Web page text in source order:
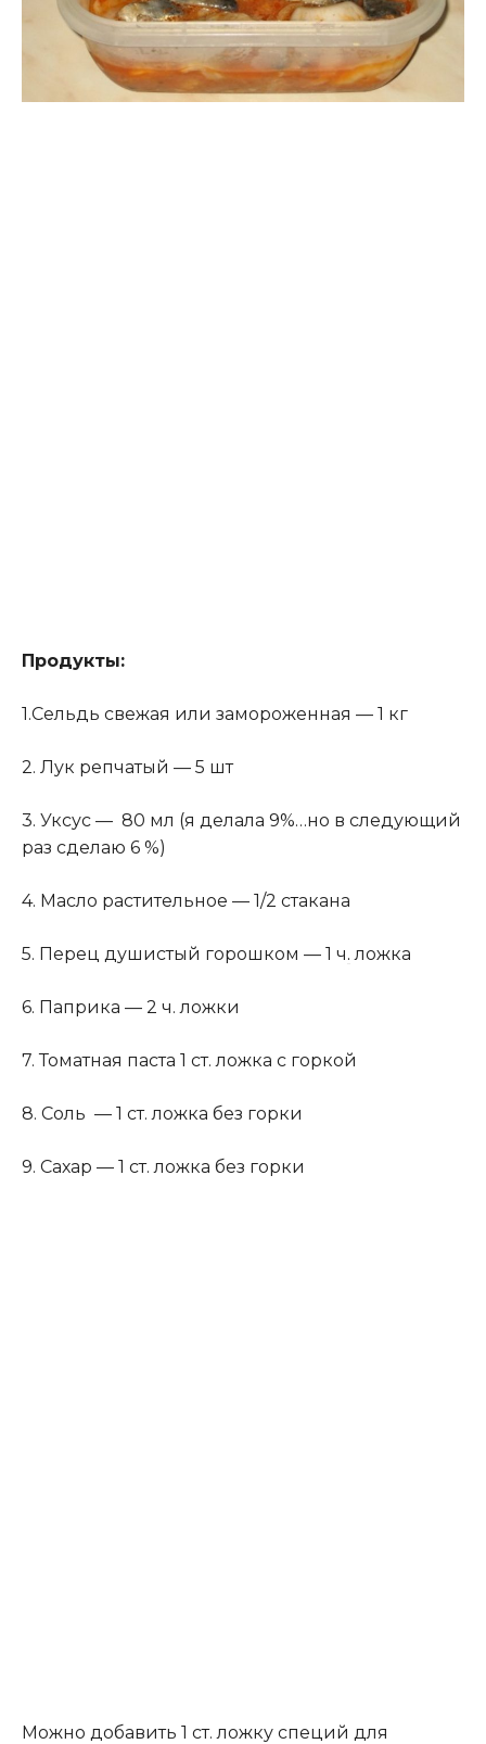
Продукты:
1.Сельдь свежая или замороженная — 1 кг
2. Лук репчатый — 5 шт
3. Уксус — 80 мл (я делала 9%…но в следующий
раз сделаю 6 %)
4. Масло растительное — 1/2 стакана
5. Перец душистый горошком — 1 ч. ложка
6. Паприка — 2 ч. ложки
7. Томатная паста 1 ст. ложка с горкой
8. Соль — 1 ст. ложка без горки
9. Сахар — 1 ст. ложка без горки
Можно добавить 1 ст. ложку специй для